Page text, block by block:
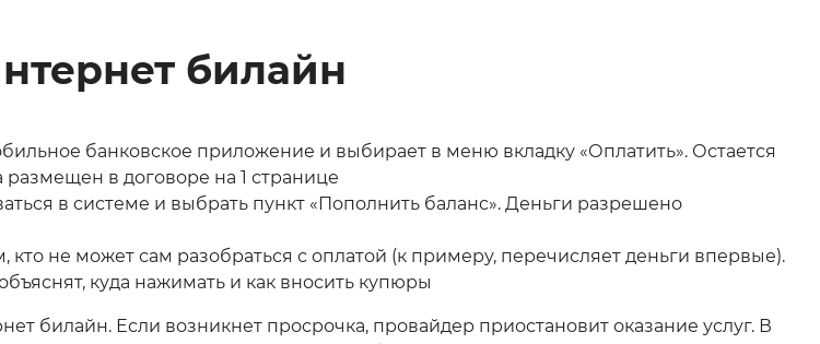
билайн
банковское приложение и выбирает в меню вкладку «Оплатить». Остается
в договоре на 1 странице
в системе и выбрать пункт «Пополнить баланс». Деньги разрешено
кто не может сам разобраться с оплатой (к примеру, перечисляет деньги впервые).
куда нажимать и как вносить купюры
билайн. Если возникнет просрочка, провайдер приостановит оказание услуг. В